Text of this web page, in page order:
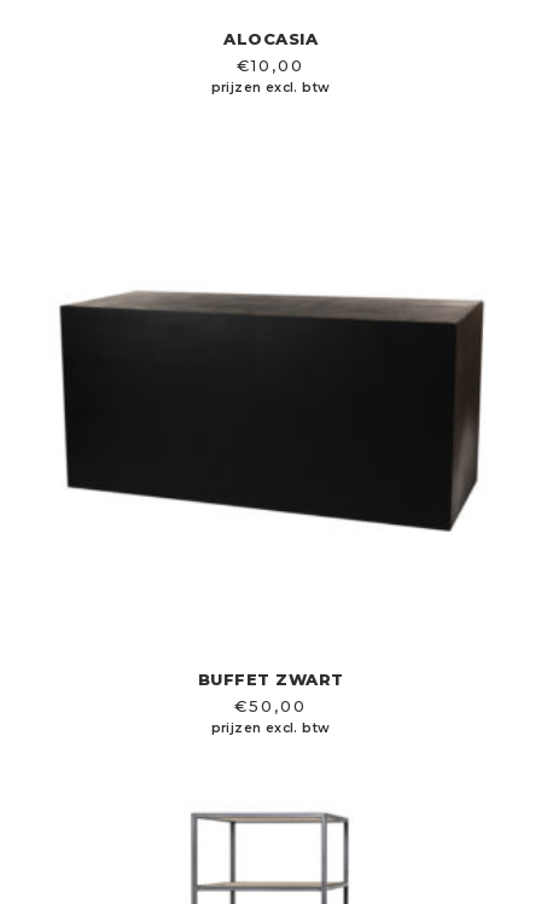
ALOCASIA
€10,00
prijzen excl. btw
BUFFET ZWART
€50,00
prijzen excl. btw